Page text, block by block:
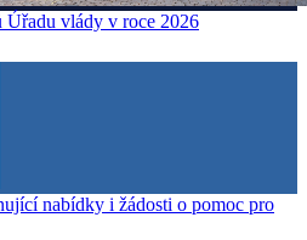
vlády v roce 2026
nabídky i žádosti o pomoc pro